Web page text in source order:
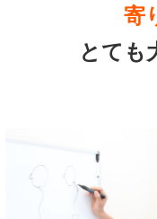
寄
とても